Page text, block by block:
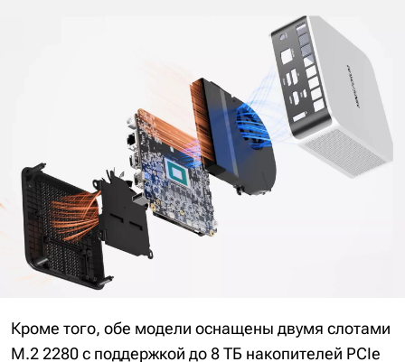
Кроме того, обе модели оснащены двумя слотами
M.2 2280 с поддержкой до 8 ТБ накопителей PCIe